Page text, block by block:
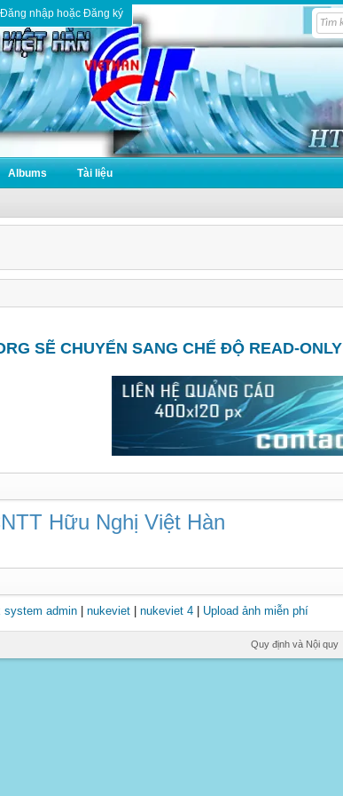
Đăng nhập hoặc Đăng ký
Albums Tài liệu
SẼ CHUYỂN SANG CHẾ ĐỘ READ-ONLY
Hữu Nghị Việt Hàn
system admin| nukeviet| nukeviet 4| Upload ảnh miễn phí
Quy định và Nội quy